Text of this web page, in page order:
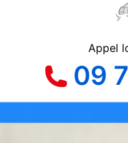
Appel
09